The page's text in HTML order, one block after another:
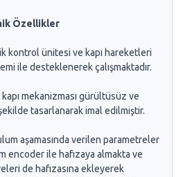
Özellikler
kontrol ünitesi ve kapı hareketleri
ile desteklenerek çalışmaktadır.
mekanizması gürültüsüz ve
şekilde tasarlanarak imal edilmiştir.
aşamasında verilen parametreler
encoder ile hafızaya almakta ve
de hafızasına ekleyerek